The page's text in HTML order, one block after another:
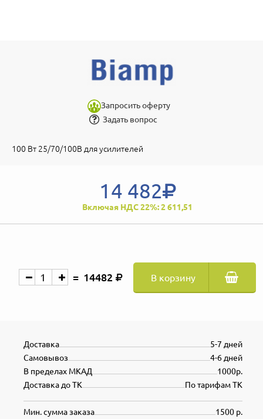
Запросить оферту
Задать вопрос
100 Вт 25/70/100В для усилителей
14 482
Включая НДС 22%: 2 611,51
14482 В корзину
5-7 дней
Доставка
4-6 дней
Самовывоз
1000р.
В пределах МКАД
По тарифам ТК
Доставка до ТК
1500 р.
Мин. сумма заказа